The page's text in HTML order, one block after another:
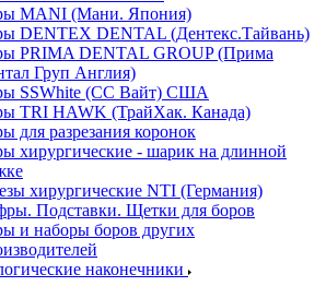
MANI (Мани. Япония)
DENTEX DENTAL (Дентекс.Тайвань)
PRIMA DENTAL GROUP (Прима
Груп Англия)
SSWhite (СС Вайт) США
TRI HAWK (ТрайХак. Канада)
для разрезания коронок
хирургические - шарик на длинной
хирургические NTI (Германия)
Подставки. Щетки для боров
и наборы боров других
наконечники